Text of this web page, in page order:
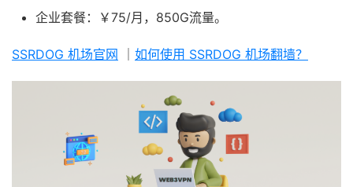
企业套餐：￥75/月，850G流量。
SSRDOG 机场官网 如何使用 SSRDOG 机场翻墙？